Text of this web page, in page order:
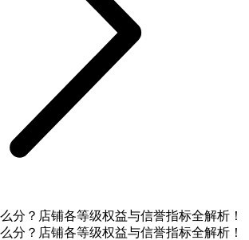
分？店铺各等级权益与信誉指标全解析！
分？店铺各等级权益与信誉指标全解析！